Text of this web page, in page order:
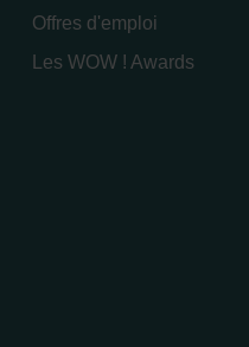
Offres d'emploi
Les WOW ! Awards